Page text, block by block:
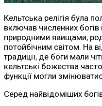
Кельтська релігія була
включав численних богів
природними явищами,
потойбічним світом. На
традиції, де боги мали
кельтські божества
функції могли
Серед найвідоміших